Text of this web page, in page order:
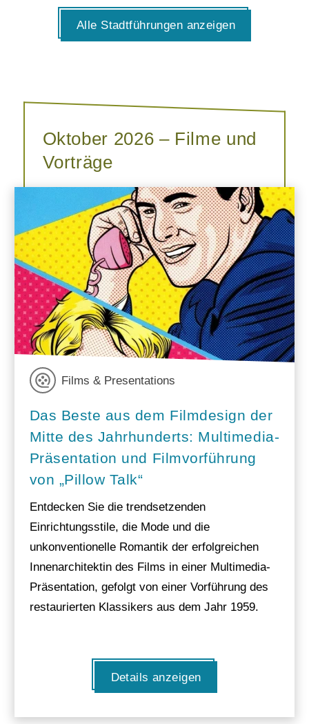
Alle Stadtführungen anzeigen
Oktober 2026 – Filme und
Vorträge
Films & Presentations
Das Beste aus dem Filmdesign der
Mitte des Jahrhunderts: Multimedia-
Präsentation und Filmvorführung
von „Pillow Talk“
Entdecken Sie die trendsetzenden
Einrichtungsstile, die Mode und die
unkonventionelle Romantik der erfolgreichen
Innenarchitektin des Films in einer Multimedia-
Präsentation, gefolgt von einer Vorführung des
restaurierten Klassikers aus dem Jahr 1959.
Details anzeigen